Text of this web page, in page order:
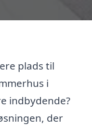
plads til
i
indbydende?
der